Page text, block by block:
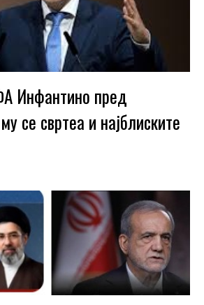
Инфантино пред
се свртеа и најблиските